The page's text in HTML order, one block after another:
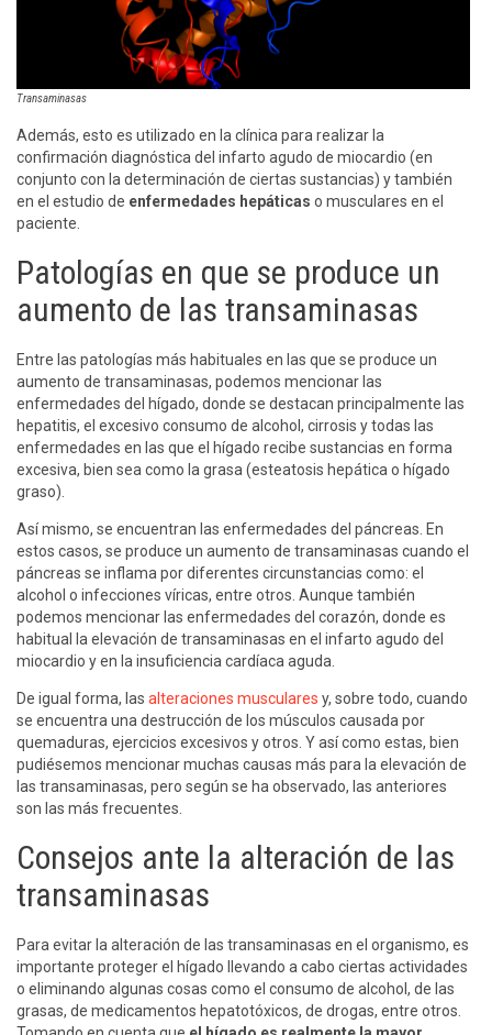
Transaminasas
Además, esto es utilizado en la clínica para realizar la
confirmación diagnóstica del infarto agudo de miocardio (en
conjunto con la determinación de ciertas sustancias) y también
en el estudio de enfermedades hepáticas o musculares en el
paciente.
Patologías en que se produce un
aumento de las transaminasas
Entre las patologías más habituales en las que se produce un
aumento de transaminasas, podemos mencionar las
enfermedades del hígado, donde se destacan principalmente las
hepatitis, el excesivo consumo de alcohol, cirrosis y todas las
enfermedades en las que el hígado recibe sustancias en forma
excesiva, bien sea como la grasa (esteatosis hepática o hígado
graso).
Así mismo, se encuentran las enfermedades del páncreas. En
estos casos, se produce un aumento de transaminasas cuando el
páncreas se inflama por diferentes circunstancias como: el
alcohol o infecciones víricas, entre otros. Aunque también
podemos mencionar las enfermedades del corazón, donde es
habitual la elevación de transaminasas en el infarto agudo del
miocardio y en la insuficiencia cardíaca aguda.
De igual forma, las alteraciones musculares y, sobre todo, cuando
se encuentra una destrucción de los músculos causada por
quemaduras, ejercicios excesivos y otros. Y así como estas, bien
pudiésemos mencionar muchas causas más para la elevación de
las transaminasas, pero según se ha observado, las anteriores
son las más frecuentes.
Consejos ante la alteración de las
transaminasas
Para evitar la alteración de las transaminasas en el organismo, es
importante proteger el hígado llevando a cabo ciertas actividades
o eliminando algunas cosas como el consumo de alcohol, de las
grasas, de medicamentos hepatotóxicos, de drogas, entre otros.